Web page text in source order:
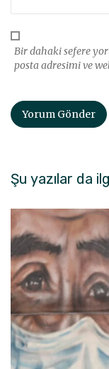
Bir dahaki sefere
posta adresimi ve
Şu yazılar da